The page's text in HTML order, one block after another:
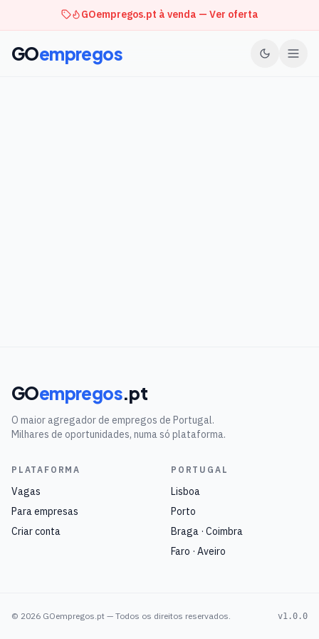
GOempregos.pt à venda — Ver oferta
GOempregos
GOempregos.pt
O maior agregador de empregos de Portugal.
Milhares de oportunidades, numa só plataforma.
PLATAFORMA
Vagas
Para empresas
Criar conta
PORTUGAL
Lisboa
Porto
Braga · Coimbra
Faro · Aveiro
© 2026 GOempregos.pt — Todos os direitos reservados. v1.0.0